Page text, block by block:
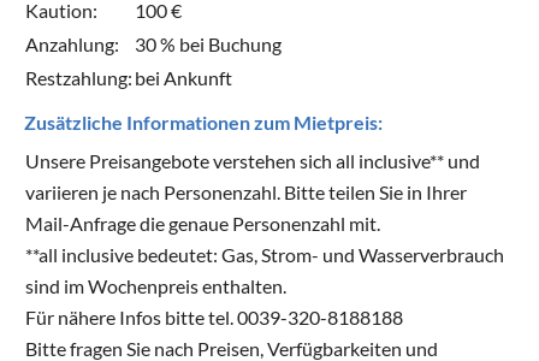
Kaution:
100 €
Anzahlung:
30 % bei Buchung
Restzahlung: bei Ankunft
Zusätzliche Informationen zum Mietpreis:
Unsere Preisangebote verstehen sich all inclusive** und
variieren je nach Personenzahl. Bitte teilen Sie in Ihrer
Mail-Anfrage die genaue Personenzahl mit.
**all inclusive bedeutet: Gas, Strom- und Wasserverbrauch
sind im Wochenpreis enthalten.
Für nähere Infos bitte tel. 0039-320-8188188
Bitte fragen Sie nach Preisen, Verfügbarkeiten und